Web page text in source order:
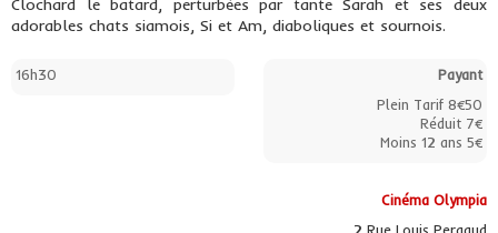
Clochard le batard, perturbées par tante Sarah et ses deux
adorables chats siamois, Si et Am, diaboliques et sournois.
16h30
Payant
Plein Tarif 8€50
Réduit 7€
Moins 12 ans 5€
Cinéma Olympia